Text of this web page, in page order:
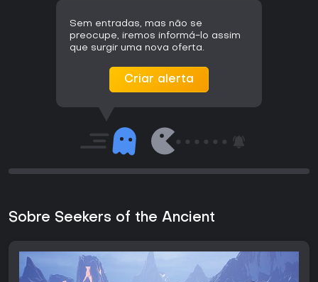
Sem entradas, mas não se
preocupe, iremos informá-lo assim
que surgir uma nova oferta.
Criar alerta
Sobre Seekers of the Ancient